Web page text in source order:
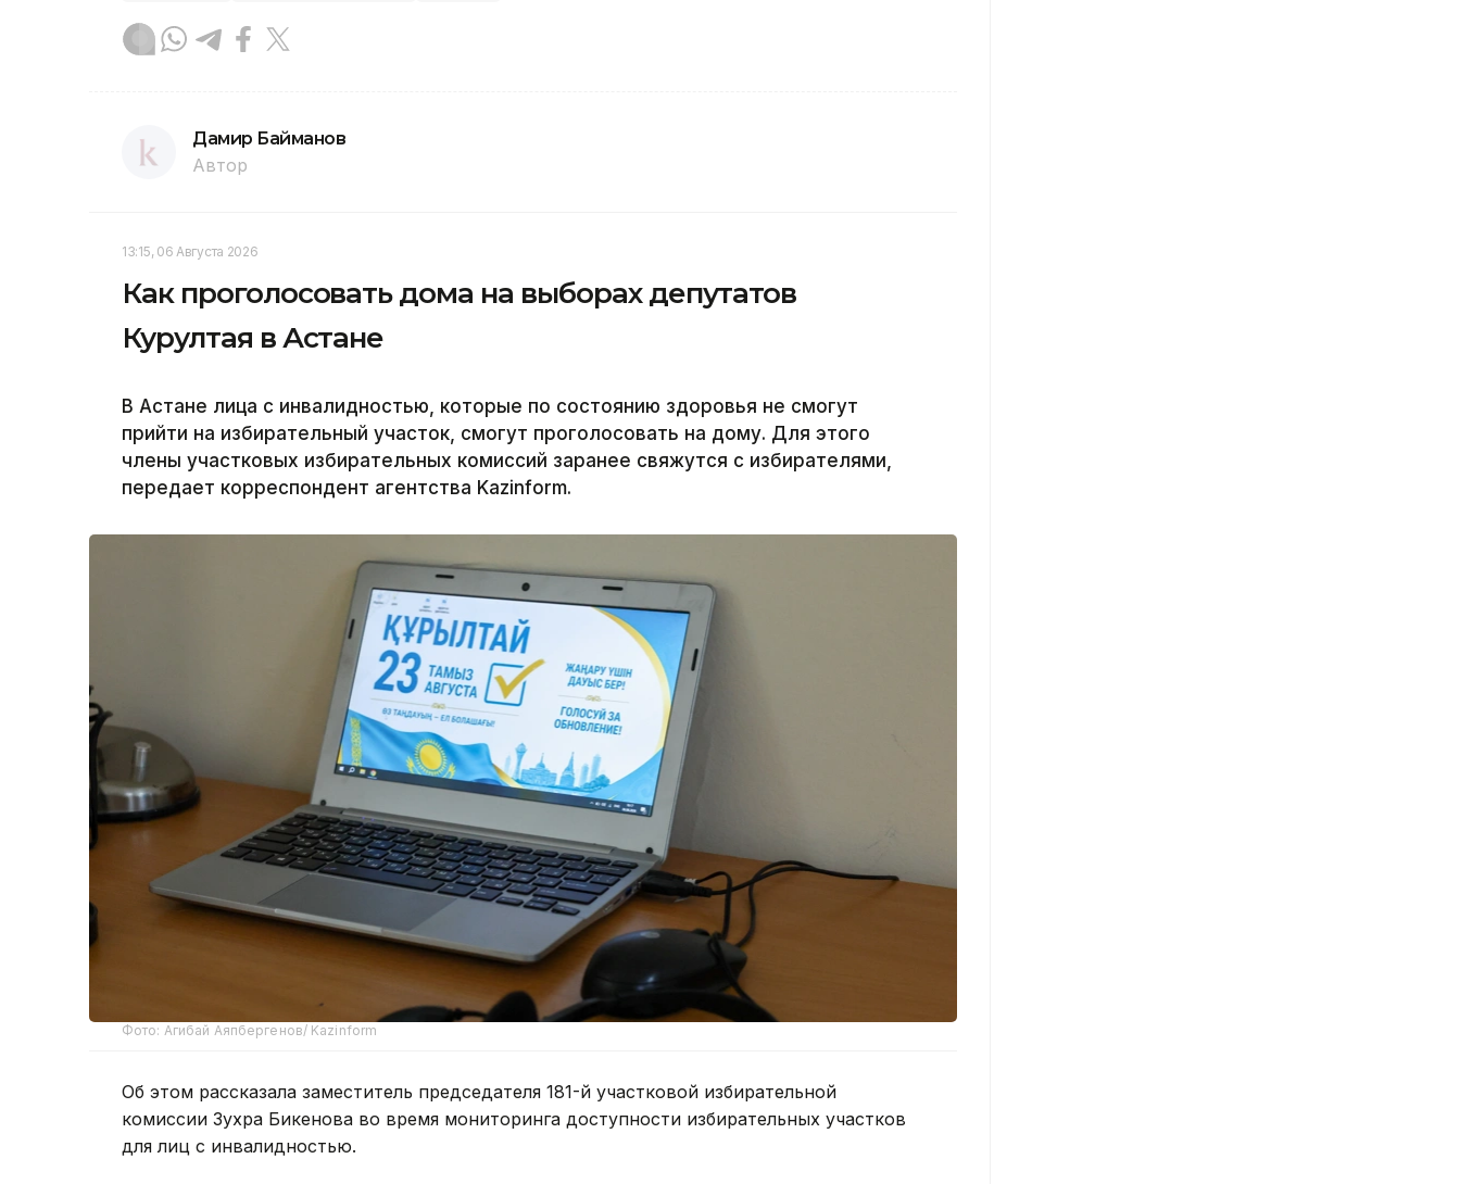
Дамир Байманов
Автор
13:15, 06 Августа 2026
Как проголосовать дома на выборах депутатов
Курултая в Астане
В Астане лица с инвалидностью, которые по состоянию здоровья не смогут
прийти на избирательный участок, смогут проголосовать на дому. Для этого
члены участковых избирательных комиссий заранее свяжутся с избирателями,
передает корреспондент агентства Kazinform.
Фото: Агибай Аяпбергенов/ Kazinform
Об этом рассказала заместитель председателя 181-й участковой избирательной
комиссии Зухра Бикенова во время мониторинга доступности избирательных участков
для лиц с инвалидностью.